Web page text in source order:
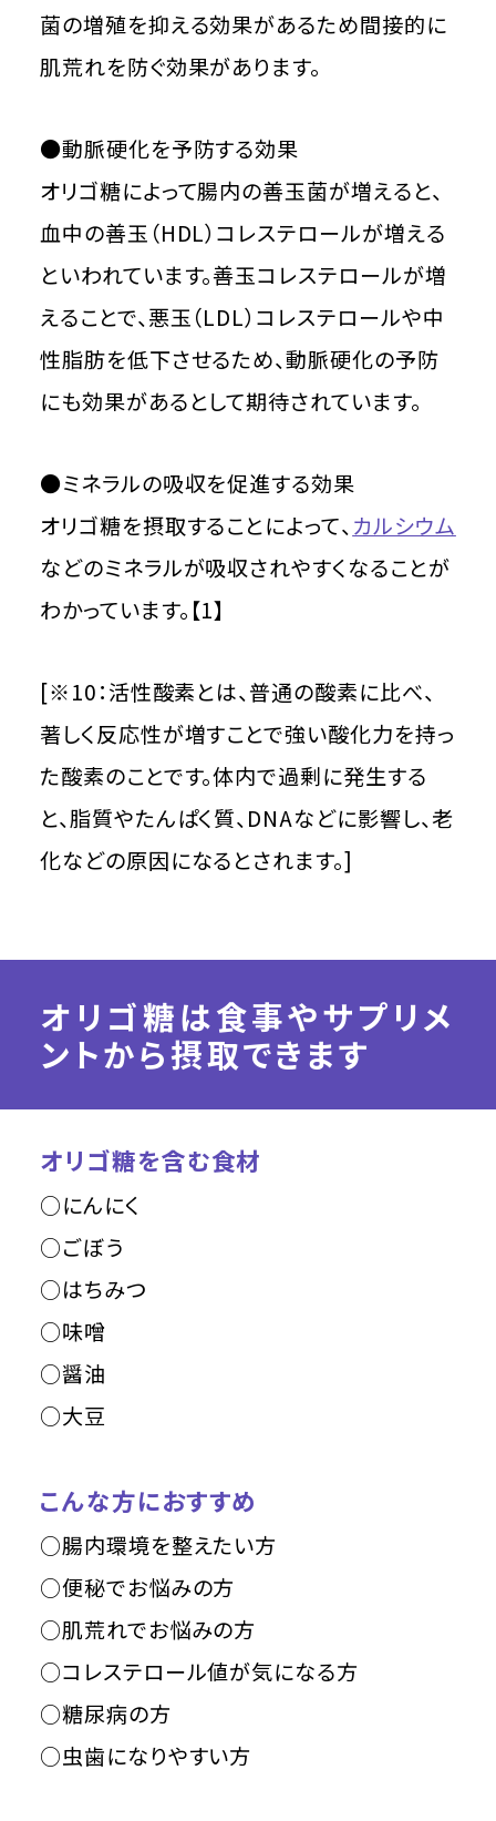
菌の増殖を抑える効果があるため間接的に
肌荒れを防ぐ効果があります。
●動脈硬化を予防する効果
オリゴ糖によって腸内の善玉菌が増えると、
血中の善玉（HDL）コレステロールが増える
といわれています。善玉コレステロールが増
えることで、悪玉（LDL）コレステロールや中
性脂肪を低下させるため、動脈硬化の予防
にも効果があるとして期待されています。
●ミネラルの吸収を促進する効果
オリゴ糖を摂取することによって、カルシウム
などのミネラルが吸収されやすくなることが
わかっています。【1】
[※10：活性酸素とは、普通の酸素に比べ、
著しく反応性が増すことで強い酸化力を持っ
た酸素のことです。体内で過剰に発生する
と、脂質やたんぱく質、DNAなどに影響し、老
化などの原因になるとされます。]
オリゴ糖は食事やサプリメ
ントから摂取できます
オリゴ糖を含む食材
○にんにく
○ごぼう
○はちみつ
○味噌
○醤油
○大豆
こんな方におすすめ
○腸内環境を整えたい方
○便秘でお悩みの方
○肌荒れでお悩みの方
○コレステロール値が気になる方
○糖尿病の方
○虫歯になりやすい方